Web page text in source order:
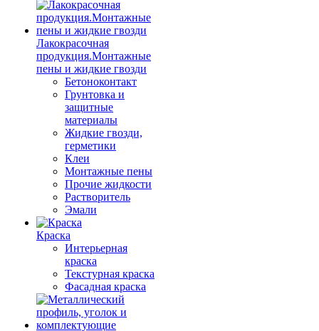
Лакокрасочная
продукция.Монтажные
пены и жидкие гвозди
Бетоноконтакт
Грунтовка и
защитные
материалы
Жидкие гвозди,
герметики
Клеи
Монтажные пены
Прочие жидкости
Растворитель
Эмали
Краска
Интерьерная
краска
Текстурная краска
Фасадная краска